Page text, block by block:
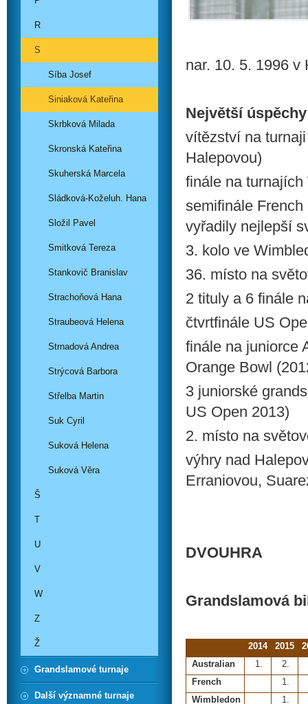
nar. 10. 5. 1996 v
Největší
vítězství na
Halepovou)
finále na turnajích
semifinále
vyřadily nejlepší
3. kolo ve
36. místo na
2 tituly a 6 finále
čtvrtfinále US
finále na juniorce
Orange Bowl
3 juniorské
US Open 2013)
2. místo na
výhry nad
Erraniovou,
DVOUHRA
Grandslamová
2014 2015
Australian
1.
2.
French
1.
Wimbledon
1.
R
S
Síba Josef
Siniaková Kateřina
Skrbková Milada
Skronská Kateřina
Skuherská Marcela
Sládková-Koželuh. Hana
Složil Pavel
Smitková Tereza
Stankovič Branislav
Strachoňová Hana
Straubeová Helena
Strnadová Andrea
Strýcová Barbora
Střelba Martin
Suk Cyril
Suková Helena
Suková Věra
Š
T
U
V
W
Z
Ž
Grandslamové turnaje
Další významné turnaje